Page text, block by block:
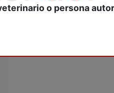
Añadir al
o persona